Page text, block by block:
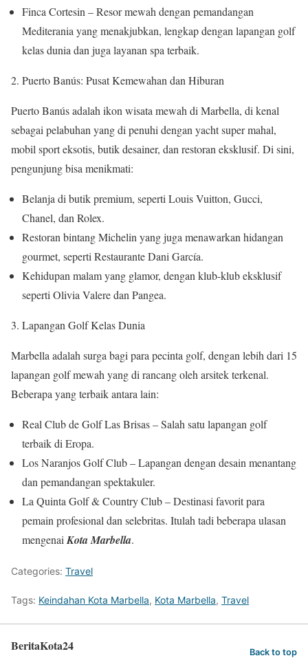
Finca Cortesin – Resor mewah dengan pemandangan
Mediterania yang menakjubkan, lengkap dengan lapangan golf
kelas dunia dan juga layanan spa terbaik.
Puerto Banús: Pusat Kemewahan dan Hiburan
Puerto Banús adalah ikon wisata mewah di Marbella, di kenal
sebagai pelabuhan yang di penuhi dengan yacht super mahal,
mobil sport eksotis, butik desainer, dan restoran eksklusif. Di sini,
pengunjung bisa menikmati:
Belanja di butik premium, seperti Louis Vuitton, Gucci,
Chanel, dan Rolex.
Restoran bintang Michelin yang juga menawarkan hidangan
gourmet, seperti Restaurante Dani García.
Kehidupan malam yang glamor, dengan klub-klub eksklusif
seperti Olivia Valere dan Pangea.
Lapangan Golf Kelas Dunia
Marbella adalah surga bagi para pecinta golf, dengan lebih dari 15
lapangan golf mewah yang di rancang oleh arsitek terkenal.
Beberapa yang terbaik antara lain:
Real Club de Golf Las Brisas – Salah satu lapangan golf
terbaik di Eropa.
Los Naranjos Golf Club – Lapangan dengan desain menantang
dan pemandangan spektakuler.
La Quinta Golf & Country Club – Destinasi favorit para
pemain profesional dan selebritas. Itulah tadi beberapa ulasan
mengenai Kota Marbella.
Categories: Travel
Tags: Keindahan Kota Marbella, Kota Marbella, Travel
BeritaKota24 Back to top